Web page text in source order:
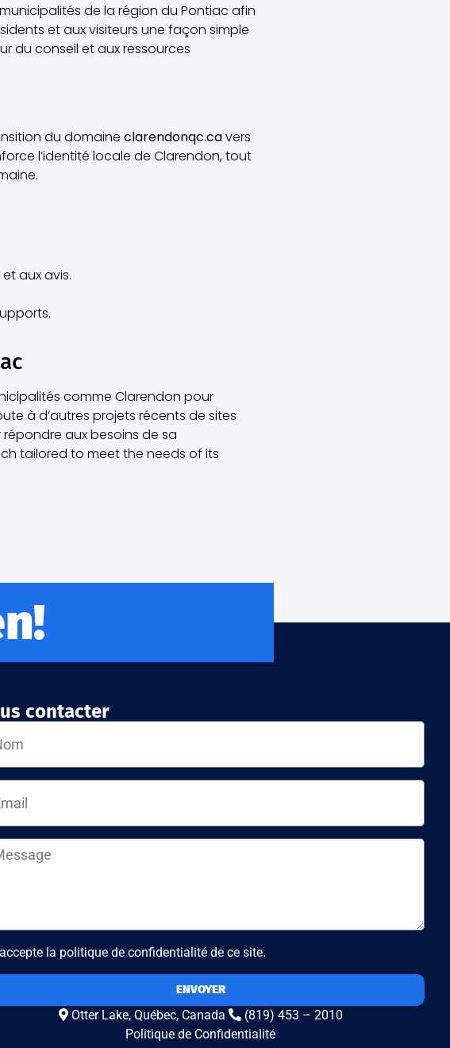
de la région du Pontiac afin
et aux visiteurs une façon simple
du conseil et aux ressources
du domaine clarendonqc.cavers
l’identité locale de Clarendon, tout
aux avis.
comme Clarendon pour
à d’autres projets récents de sites
aux besoins de sa
tailored to meet the needs of its
contacter
la politique de confidentialité de ce site.
ENVOYER
Otter Lake, Québec, Canada
(819) 453 – 2010
Politique de Confidentialité